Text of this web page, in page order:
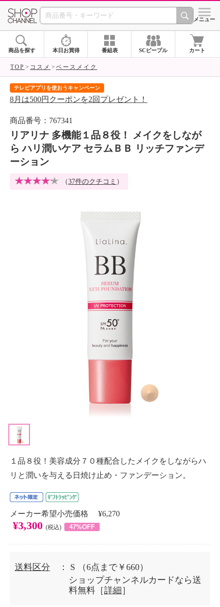
SHOP CHANNEL シメニュー
商品を探す 本日お買得 番組表 SCピープル カート
TOP コスメ ベースメイク
テレビアプリを使おうキャンペーン
8月は500円クーポンを2回プレゼント！
商品番号：767341
リアリナ 多機能１品８役！ メイクをしなが
ら ハリ潤いケア セラムＢＢ リッチファンデ
ーション
（37件のクチコミ ）
１品８役！美容成分７０種配合したメイクをしながらハ
リと潤いを与える日焼け止め・ファンデーション。
メーカー希望小売価格 ¥6,270
¥3,300 (税込) 47%OFF
送料区分 ： S
（6点まで￥660）
ショップチャンネルカードなら送
料無料［詳細 ］